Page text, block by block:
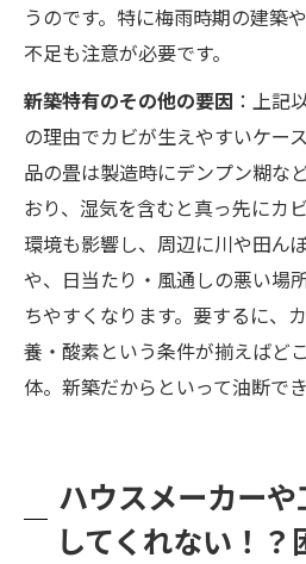
うのです。特に梅雨時期の建築
不足も注意が必要です。
新築特有のその他の要因 ：上記
の理由でカビが生えやすいケー
品の畳は製造時にデンプン糊な
おり、湿気を含むと真っ先にカ
環境も影響し、周辺に川や田ん
や、日当たり・風通しの悪い場
ちやすくなります。要するに、
養・酸素という条件が揃えばど
体。新築だからといって油断で
ハウスメーカー
してくれない！